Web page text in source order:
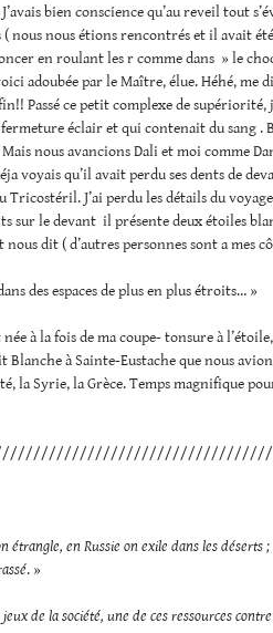
bien conscience qu’au reveil tout
( nous nous étions rencontrés et il avait
en roulant les r comme dans » le
adoubée par le Maître, élue. Héhé, me
Passé ce petit complexe de supériorité,
fermeture éclair et qui contenait du sang .
nous avancions Dali et moi comme
voyais qu’il avait perdu ses dents de
J’ai perdu les détails du
sur le devant il présente deux étoiles
dit ( d’autres personnes sont a mes
des espaces de plus en plus étroits… »
à la fois de ma coupe- tonsure à
Blanche à Sainte-Eustache que nous
la Syrie, la Grèce. Temps magnifique
étrangle, en Russie on exile dans les déserts
. »
de la société, une de ces ressources